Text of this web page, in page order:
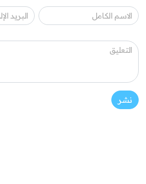
نشر